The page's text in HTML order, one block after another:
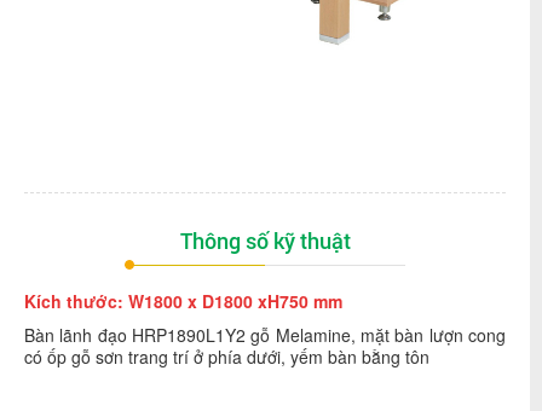
Thông số kỹ thuật
Kích thước: W1800 x D1800 xH750 mm
Bàn lãnh đạo HRP1890L1Y2 gỗ Melamine, mặt bàn lượn cong
có ốp gỗ sơn trang trí ở phía dưới, yếm bàn bằng tôn